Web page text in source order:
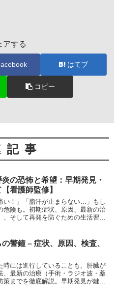
アする
はてブ
コピー
記事
の恐怖と希望：早期発見・
看護師監修】
い！」「脂汗が止まらない…」もし
危険も。初期症状、原因、最新の治
そして再発を防ぐための生活習慣
警鐘 – 症状、原因、検査、
時には進行していることも。肝臓が
、最新の治療（手術・ラジオ波・薬
までを徹底解説。早期発見が鍵と